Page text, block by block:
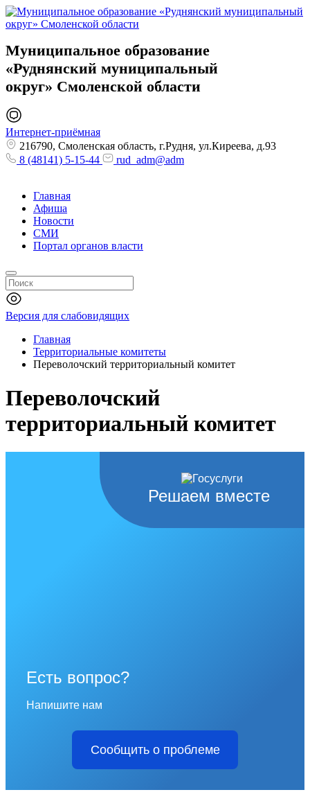
Муниципальное образование
«Руднянский муниципальный
округ» Смоленской области
Интернет-приёмная
216790, Смоленская область, г.Рудня, ул.Киреева, д.93
8 (48141) 5-15-44
rud_adm@adm
Главная
Афиша
Новости
СМИ
Портал органов власти
Версия для слабовидящих
Главная
Территориальные комитеты
Переволочский территориальный комитет
Переволочский
территориальный комитет
Решаем вместе
Есть вопрос?
Напишите нам
Сообщить о проблеме